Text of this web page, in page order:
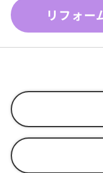
リフォー